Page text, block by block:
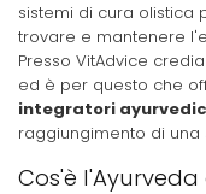
sistemi di cura olistica
trovare e mantenere
Presso VitAdvice
ed è per questo che
integratori
raggiungimento di una
Cos'è l'Ayurveda